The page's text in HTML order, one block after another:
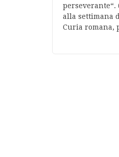
alla settimana
Curia romana,